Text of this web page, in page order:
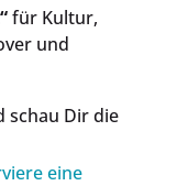
für Kultur,
und
schau Dir die
eine